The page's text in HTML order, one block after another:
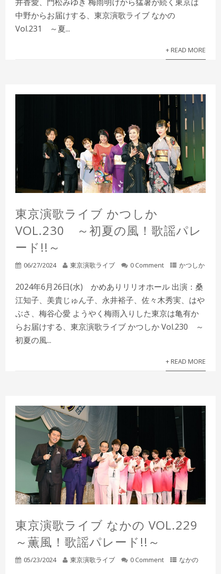
中野からお届けする、東京演歌ライブ なかの
Vol.231 ～夏...
+ READ MORE
東京演歌ライブ かつしか
VOL.230 ～初夏の風！歌謡パレ
ード!!～
06/27/2024 東京演歌ライブ 0 Comment かつしか
2024年6月26日(水) かめありリリオホール 出演：桑
江知子、美貴じゅん子、永井裕子、佐々木秀実、はや
ぶさ、梅谷心愛 ようやく梅雨入りした東京は亀有か
らお届けする、東京演歌ライブ かつしか Vol.230 ～
初夏の風...
+ READ MORE
東京演歌ライブ なかの VOL.229
～薫風！歌謡パレード!!～
05/23/2024 東京演歌ライブ 0 Comment なかの